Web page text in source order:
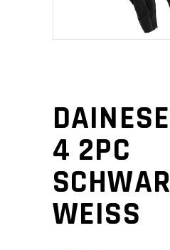
4 2PC
WEISS